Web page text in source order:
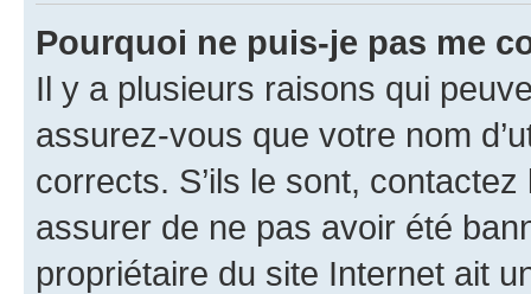
Pourquoi ne puis-je pas me
Il y a plusieurs raisons qui
assurez-vous que votre nom
corrects. S’ils le sont,
assurer de ne pas avoir été
propriétaire du site Internet ait